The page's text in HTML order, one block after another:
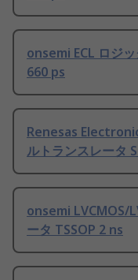
onsemi ECL ロジ
660 ps
Renesas
ルトランスレータ
onsemi LVCMOS/
ータ TSSOP 2 ns